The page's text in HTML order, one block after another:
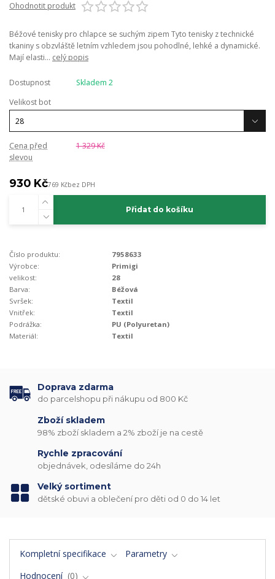
Ohodnotit produkt
Béžové tenisky pro chlapce se suchým zipem Tyto tenisky z technické
tkaniny s obzvláště letním vzhledem jsou pohodlné, lehké a dynamické.
Mají elasti... celý popis
Dostupnost
Skladem 2
Velikost bot
Cena před
slevou
1 329 Kč
930 Kč769 Kčbez DPH
Přidat do košíku
Číslo produktu:
7958633
Výrobce:
Primigi
velikost:
28
Barva:
Béžová
Svršek:
Textil
Vnitřek:
Textil
Podrážka:
PU (Polyuretan)
Materiál:
Textil
Doprava zdarma
do parcelshopu při nákupu od 800 Kč
Zboží skladem
98% zboží skladem a 2% zboží je na cestě
Rychle zpracování
objednávek, odesíláme do 24h
Velký sortiment
dětské obuvi a oblečení pro děti od 0 do 14 let
Kompletní specifikace
Parametry
Hodnocení
0